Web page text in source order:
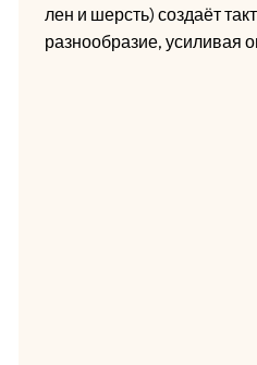
лен и шерсть) создаёт
разнообразие, усиливая